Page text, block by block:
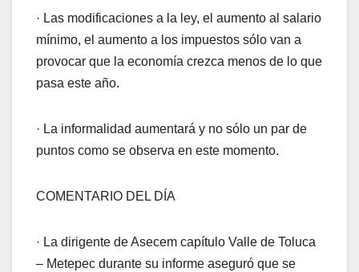
· Las modificaciones a la ley, el aumento al salario
mínimo, el aumento a los impuestos sólo van a
provocar que la economía crezca menos de lo que
pasa este año.
· La informalidad aumentará y no sólo un par de
puntos como se observa en este momento.
COMENTARIO DEL DÍA
· La dirigente de Asecem capítulo Valle de Toluca
– Metepec durante su informe aseguró que se